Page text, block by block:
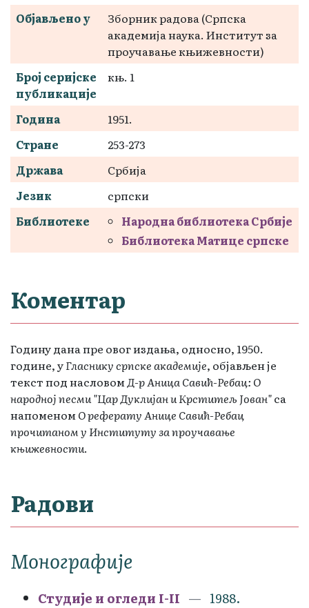
Објављено у
Зборник радова (Српска
академија наука. Институт за
проучавање књижевности)
Број серијске
публикације
књ. 1
Година
1951.
Стране
253-273
Држава
Србија
Језик
српски
Библиотеке
Народна библиотека Србије
Библиотека Матице српске
Коментар
Годину дана пре овог издања, односно, 1950.
године, уГласнику српске академије, објављен је
текст под насловомД-р Аница Савић-Ребац: О
народној песми "Цар Дуклијан и Крститељ Јован"са
напоменомО реферату Анице Савић-Ребац
прочитаном у Институту за проучавање
књижевности.
Радови
Монографије
Студије и огледи I-II
1988.